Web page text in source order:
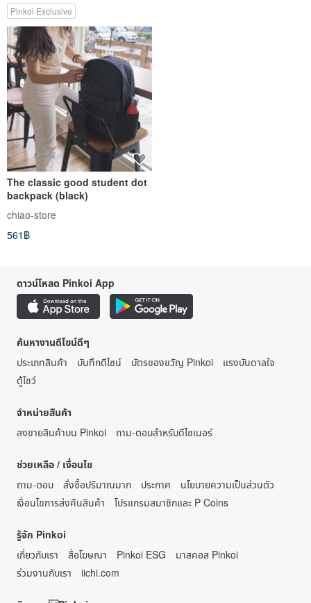
Pinkoi Exclusive
The classic good student dot
backpack (black)
chiao-store
561฿
ดาวน์โหลด Pinkoi App
ค้นหางานดีไซน์ดีๆ
ประเภทสินค้า
บันทึกดีไซน์ บัตรของขวัญ Pinkoi
แรงบันดาลใจ
ตู้โชว์
จำหน่ายสินค้า
ลงขายสินค้าบน Pinkoi
ถาม-ตอบสำหรับดีไซเนอร์
ช่วยเหลือ / เงื่อนไข
ถาม-ตอบ
สั่งซื้อปริมาณมาก ประกาศ
นโยบายความเป็นส่วนตัว
เงื่อนไขการส่งคืนสินค้า
โปรแกรมสมาชิกและ P Coins
รู้จัก Pinkoi
เกี่ยวกับเรา
สื่อโฆษณา Pinkoi ESG
มาสคอส Pinkoi
ร่วมงานกับเรา
iichi.com